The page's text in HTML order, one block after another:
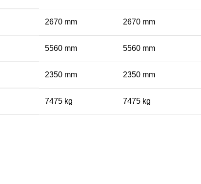
2670 mm 2670 mm
5560 mm 5560 mm
2350 mm 2350 mm
7475 kg 7475 kg